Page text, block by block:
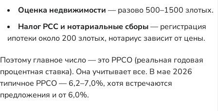
Оценка недвижимости — разово 500–1500 злотых.
Налог PCC и нотариальные сборы— регистрация
ипотеки около 200 злотых, нотариус зависит от цены.
Поэтому главное число — это РРСО (реальная годовая
процентная ставка). Она учитывает все. В мае 2026
типичное РРСО — 6,2–7,0%, хотя встречаются
предложения и от 6,0%.